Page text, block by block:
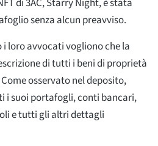
senza alcun preavviso.
loro avvocati vogliono che la
di tutti i beni di proprietà
osservato nel deposito,
i suoi portafogli, conti bancari,
e tutti gli altri dettagli